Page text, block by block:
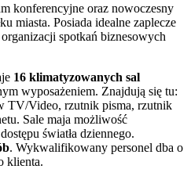
konferencyjne oraz nowoczesny
miasta. Posiada idealne zaplecze
spotkań biznesowych
16 klimatyzowanych sal
wyposażeniem. Znajdują się tu:
TV/Video, rzutnik pisma, rzutnik
Sale maja możliwość
światła dziennego.
. Wykwalifikowany personel dba o
klienta.